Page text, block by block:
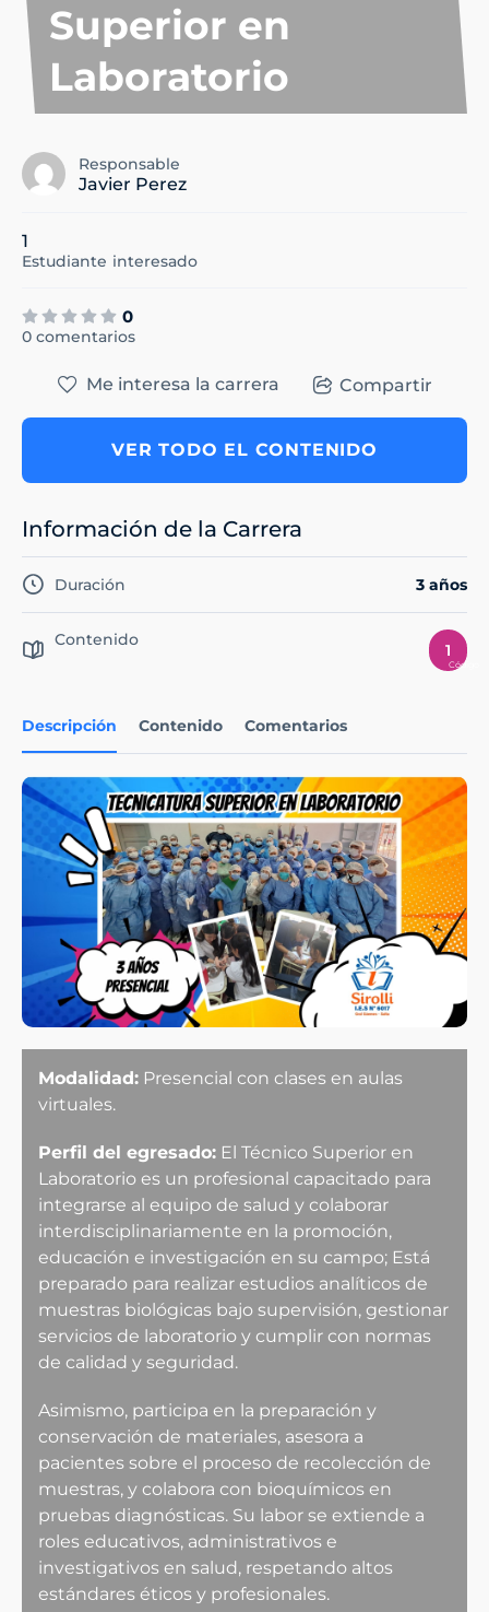
Superior en
Laboratorio
Responsable
Javier Perez
1
Estudiante interesado
0
0 comentarios
Descripción Contenido Comentarios
Modalidad: Presencial con clases en aulas
virtuales.
Perfil del egresado: El Técnico Superior en
Laboratorio es un profesional capacitado para
integrarse al equipo de salud y colaborar
interdisciplinariamente en la promoción,
educación e investigación en su campo; Está
preparado para realizar estudios analíticos de
muestras biológicas bajo supervisión, gestionar
servicios de laboratorio y cumplir con normas
de calidad y seguridad.
Asimismo, participa en la preparación y
conservación de materiales, asesora a
pacientes sobre el proceso de recolección de
muestras, y colabora con bioquímicos en
pruebas diagnósticas. Su labor se extiende a
roles educativos, administrativos e
investigativos en salud, respetando altos
estándares éticos y profesionales.
Me interesa la carrera Compartir
VER TODO EL CONTENIDO
Información de la Carrera
Duración 3 años
Contenido
1